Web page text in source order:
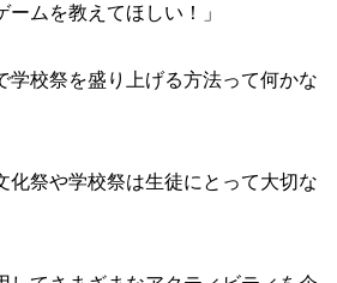
ームを教えてほしい！」
学校祭を盛り上げる方法って何かな
化祭や学校祭は生徒にとって大切な